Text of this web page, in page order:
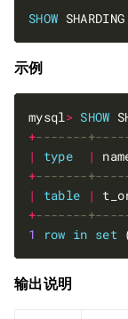
SHOW SHARDING
示例
mysql> SHOW
+
|
type |
+
|
table |
+
1
row in set
输出说明